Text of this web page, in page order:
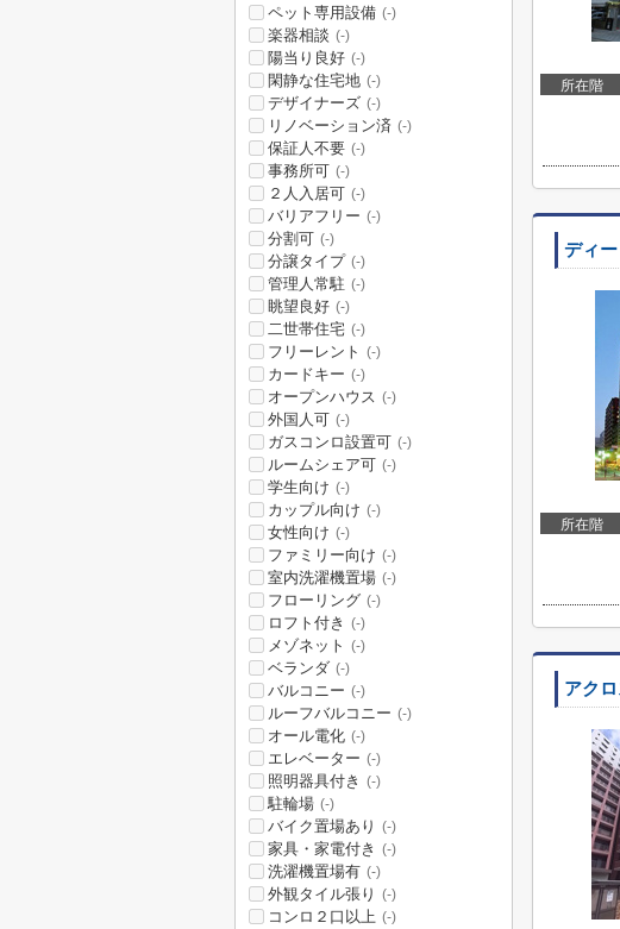
所在階
ディ
所在階
アク
ペット専用設備 (-)
楽器相談 (-)
陽当り良好 (-)
閑静な住宅地 (-)
デザイナーズ (-)
リノベーション済 (-)
保証人不要 (-)
事務所可 (-)
２人入居可 (-)
バリアフリー (-)
分割可 (-)
分譲タイプ (-)
管理人常駐 (-)
眺望良好 (-)
二世帯住宅 (-)
フリーレント (-)
カードキー (-)
オープンハウス (-)
外国人可 (-)
ガスコンロ設置可 (-)
ルームシェア可 (-)
学生向け (-)
カップル向け (-)
女性向け (-)
ファミリー向け (-)
室内洗濯機置場 (-)
フローリング (-)
ロフト付き (-)
メゾネット (-)
ベランダ (-)
バルコニー (-)
ルーフバルコニー (-)
オール電化 (-)
エレベーター (-)
照明器具付き (-)
駐輪場 (-)
バイク置場あり (-)
家具・家電付き (-)
洗濯機置場有 (-)
外観タイル張り (-)
コンロ２口以上 (-)